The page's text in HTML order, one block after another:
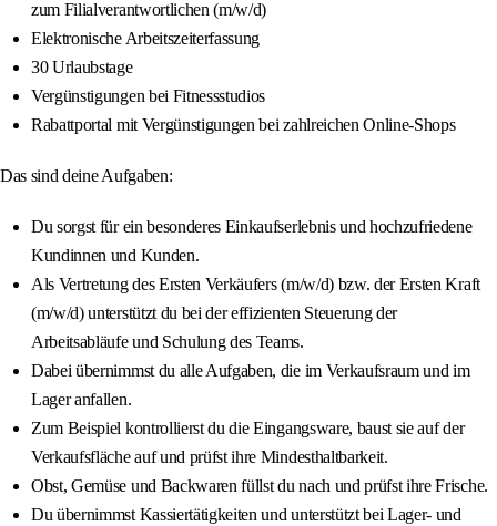
zum Filialverantwortlichen (m/w/d)
Elektronische Arbeitszeiterfassung
30 Urlaubstage
Vergünstigungen bei Fitnessstudios
Rabattportal mit Vergünstigungen bei zahlreichen Online-Shops
Das sind deine Aufgaben:
Du sorgst für ein besonderes Einkaufserlebnis und hochzufriedene
Kundinnen und Kunden.
Als Vertretung des Ersten Verkäufers (m/w/d) bzw. der Ersten Kraft
(m/w/d) unterstützt du bei der effizienten Steuerung der
Arbeitsabläufe und Schulung des Teams.
Dabei übernimmst du alle Aufgaben, die im Verkaufsraum und im
Lager anfallen.
Zum Beispiel kontrollierst du die Eingangsware, baust sie auf der
Verkaufsfläche auf und prüfst ihre Mindesthaltbarkeit.
Obst, Gemüse und Backwaren füllst du nach und prüfst ihre Frische.
Du übernimmst Kassiertätigkeiten und unterstützt bei Lager- und